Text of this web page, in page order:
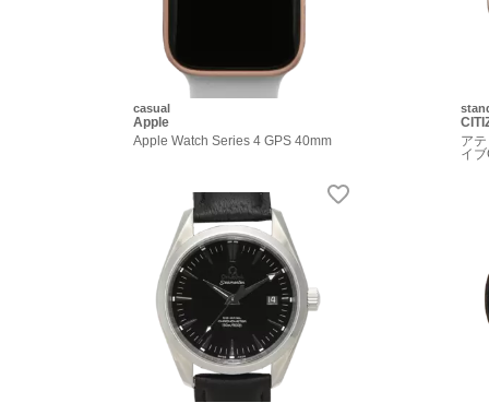
casual
Apple
Apple Watch Series 4 GPS 40mm
ア
イ